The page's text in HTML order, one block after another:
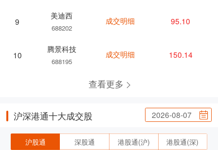
9
美迪西
688202
10
腾景科技
688195
成交明细 95.10
成交明细 150.14
查看更多
沪深港通十大成交股 2026-08-07
沪股通 深股通 港股通(沪) 港股通(深)